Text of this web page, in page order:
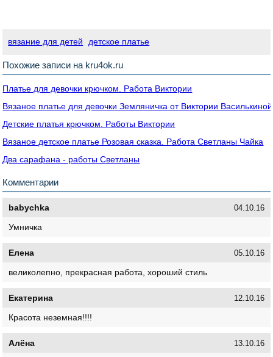
вязание для детей детское платье
Похожие записи на kru4ok.ru
Платье для девочки крючком. Работа Виктории
Вязаное платье для девочки Земляничка от Виктории Василькиной
Детские платья крючком. Работы Виктории
Вязаное детское платье Розовая сказка. Работа Светланы Чайка
Два сарафана - работы Светланы
Комментарии
babychka 04.10.16
Умничка
Елена 05.10.16
великолепно, прекрасная работа, хороший стиль
Екатерина 12.10.16
Красота неземная!!!!
Алёна 13.10.16